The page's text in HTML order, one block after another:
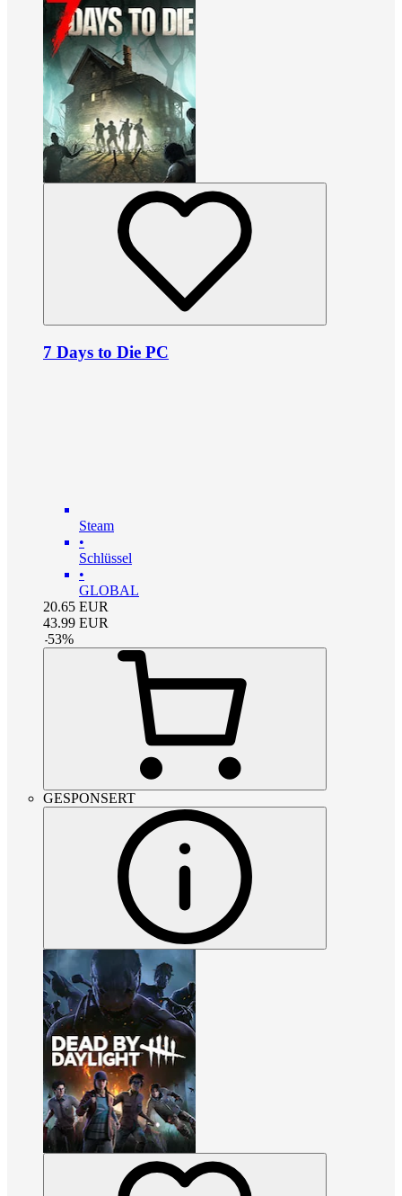
7 Days to Die PC
Steam
•
Schlüssel
•
GLOBAL
20.65 EUR
43.99 EUR
-53%
GESPONSERT